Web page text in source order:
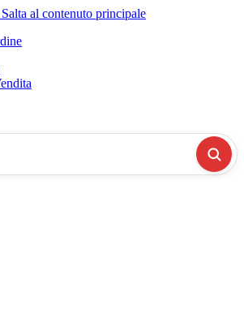
Salta al contenuto principale